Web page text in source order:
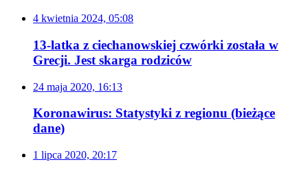
4 kwietnia 2024, 05:08
13-latka z ciechanowskiej czwórki została w
Grecji. Jest skarga rodziców
24 maja 2020, 16:13
Koronawirus: Statystyki z regionu (bieżące
dane)
1 lipca 2020, 20:17